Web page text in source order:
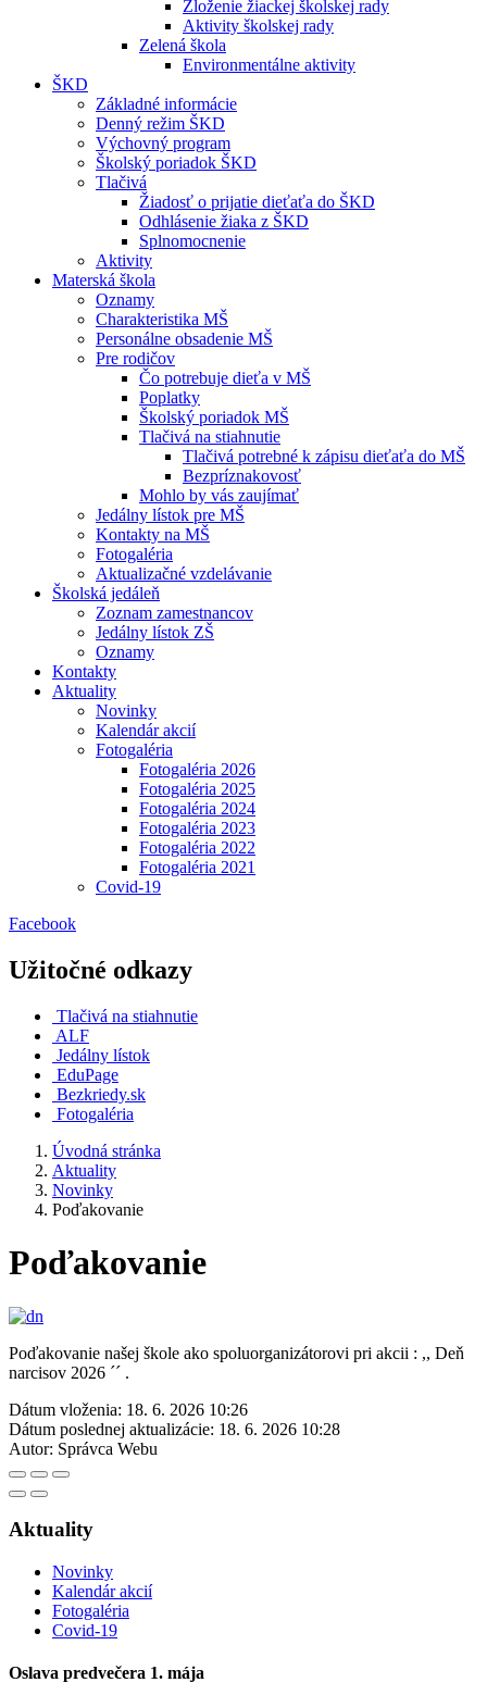
Zloženie žiackej školskej rady
Aktivity školskej rady
Zelená škola
Environmentálne aktivity
ŠKD
Základné informácie
Denný režim ŠKD
Výchovný program
Školský poriadok ŠKD
Tlačivá
Žiadosť o prijatie dieťaťa do ŠKD
Odhlásenie žiaka z ŠKD
Splnomocnenie
Aktivity
Materská škola
Oznamy
Charakteristika MŠ
Personálne obsadenie MŠ
Pre rodičov
Čo potrebuje dieťa v MŠ
Poplatky
Školský poriadok MŠ
Tlačivá na stiahnutie
Tlačivá potrebné k zápisu dieťaťa do MŠ
Bezpríznakovosť
Mohlo by vás zaujímať
Jedálny lístok pre MŠ
Kontakty na MŠ
Fotogaléria
Aktualizačné vzdelávanie
Školská jedáleň
Zoznam zamestnancov
Jedálny lístok ZŠ
Oznamy
Kontakty
Aktuality
Novinky
Kalendár akcií
Fotogaléria
Fotogaléria 2026
Fotogaléria 2025
Fotogaléria 2024
Fotogaléria 2023
Fotogaléria 2022
Fotogaléria 2021
Covid-19
Facebook
Užitočné odkazy
Tlačivá na stiahnutie
ALF
Jedálny lístok
EduPage
Bezkriedy.sk
Fotogaléria
Úvodná stránka
Aktuality
Novinky
Poďakovanie
Poďakovanie
Poďakovanie našej škole ako spoluorganizátorovi pri akcii : ,, Deň
narcisov 2026 ´´ .
Dátum vloženia: 18. 6. 2026 10:26
Dátum poslednej aktualizácie: 18. 6. 2026 10:28
Autor: Správca Webu
Aktuality
Novinky
Kalendár akcií
Fotogaléria
Covid-19
Oslava predvečera 1. mája